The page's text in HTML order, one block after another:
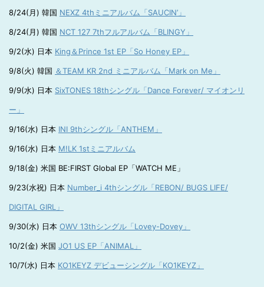
8/24(月) 韓国 NEXZ 4thミニアルバム「SAUCIN’」
8/24(月) 韓国 NCT 127 7thフルアルバム「BLINGY」
9/2(水) 日本 King＆Prince 1st EP「So Honey EP」
9/8(火) 韓国 ＆TEAM KR 2nd ミニアルバム「Mark on Me」
9/9(水) 日本 SixTONES 18thシングル「Dance Forever/ マイオンリ
ー」
9/16(水) 日本 INI 9thシングル「ANTHEM」
9/16(水) 日本 M!LK 1stミニアルバム
9/18(金) 米国 BE:FIRST Global EP「WATCH ME」
9/23(水祝) 日本 Number_i 4thシングル「REBON/ BUGS LIFE/
DIGITAL GIRL」
9/30(水) 日本 OWV 13thシングル「Lovey-Dovey」
10/2(金) 米国 JO1 US EP「ANIMAL」
10/7(水) 日本 KO1KEYZ デビューシングル「KO1KEYZ」